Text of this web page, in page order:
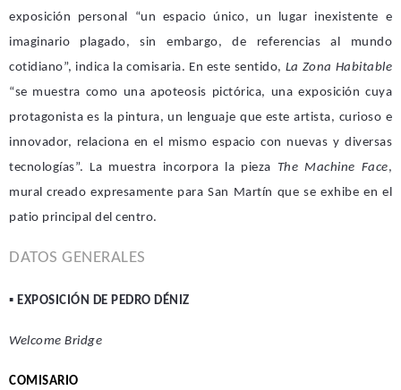
exposición personal “un espacio único, un lugar inexistente e
imaginario plagado, sin embargo, de referencias al mundo
cotidiano”, indica la comisaria. En este sentido, La Zona Habitable
“se muestra como una apoteosis pictórica, una exposición cuya
protagonista es la pintura, un lenguaje que este artista, curioso e
innovador, relaciona en el mismo espacio con nuevas y diversas
tecnologías”. La muestra incorpora la pieza The Machine Face,
mural creado expresamente para San Martín que se exhibe en el
patio principal del centro.
DATOS GENERALES
▪ EXPOSICIÓN DE PEDRO DÉNIZ
Welcome Bridge
COMISARIO